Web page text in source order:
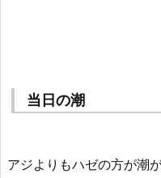
当日の潮
アジよりもハゼの方が潮